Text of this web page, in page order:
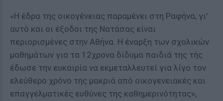
«Η έδρα της οικογένειας παραμένει στη Ραφήνα, γι'
αυτό και οι έξοδοι της Νατάσας είναι
περιορισμένες στην Αθήνα. Η έναρξη των σχολικών
μαθημάτων για τα 12χρονα δίδυμα παιδιά της τής
έδωσε την ευκαιρία να εκμεταλλευτεί για λίγο τον
ελεύθερο χρόνο της μακριά από οικογενειακές και
επαγγελματικές ευθύνες της καθημερινότητας»,